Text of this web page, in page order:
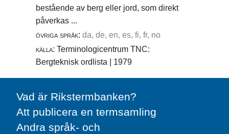
bestående av berg eller jord, som direkt
påverkas ...
övriga språk: da, de, en, es, fi, fr, no
källa: Terminologicentrum TNC:
Bergteknisk ordlista | 1979
Vad är Rikstermbanken?
Att publicera en termsamling
Andra språk- och